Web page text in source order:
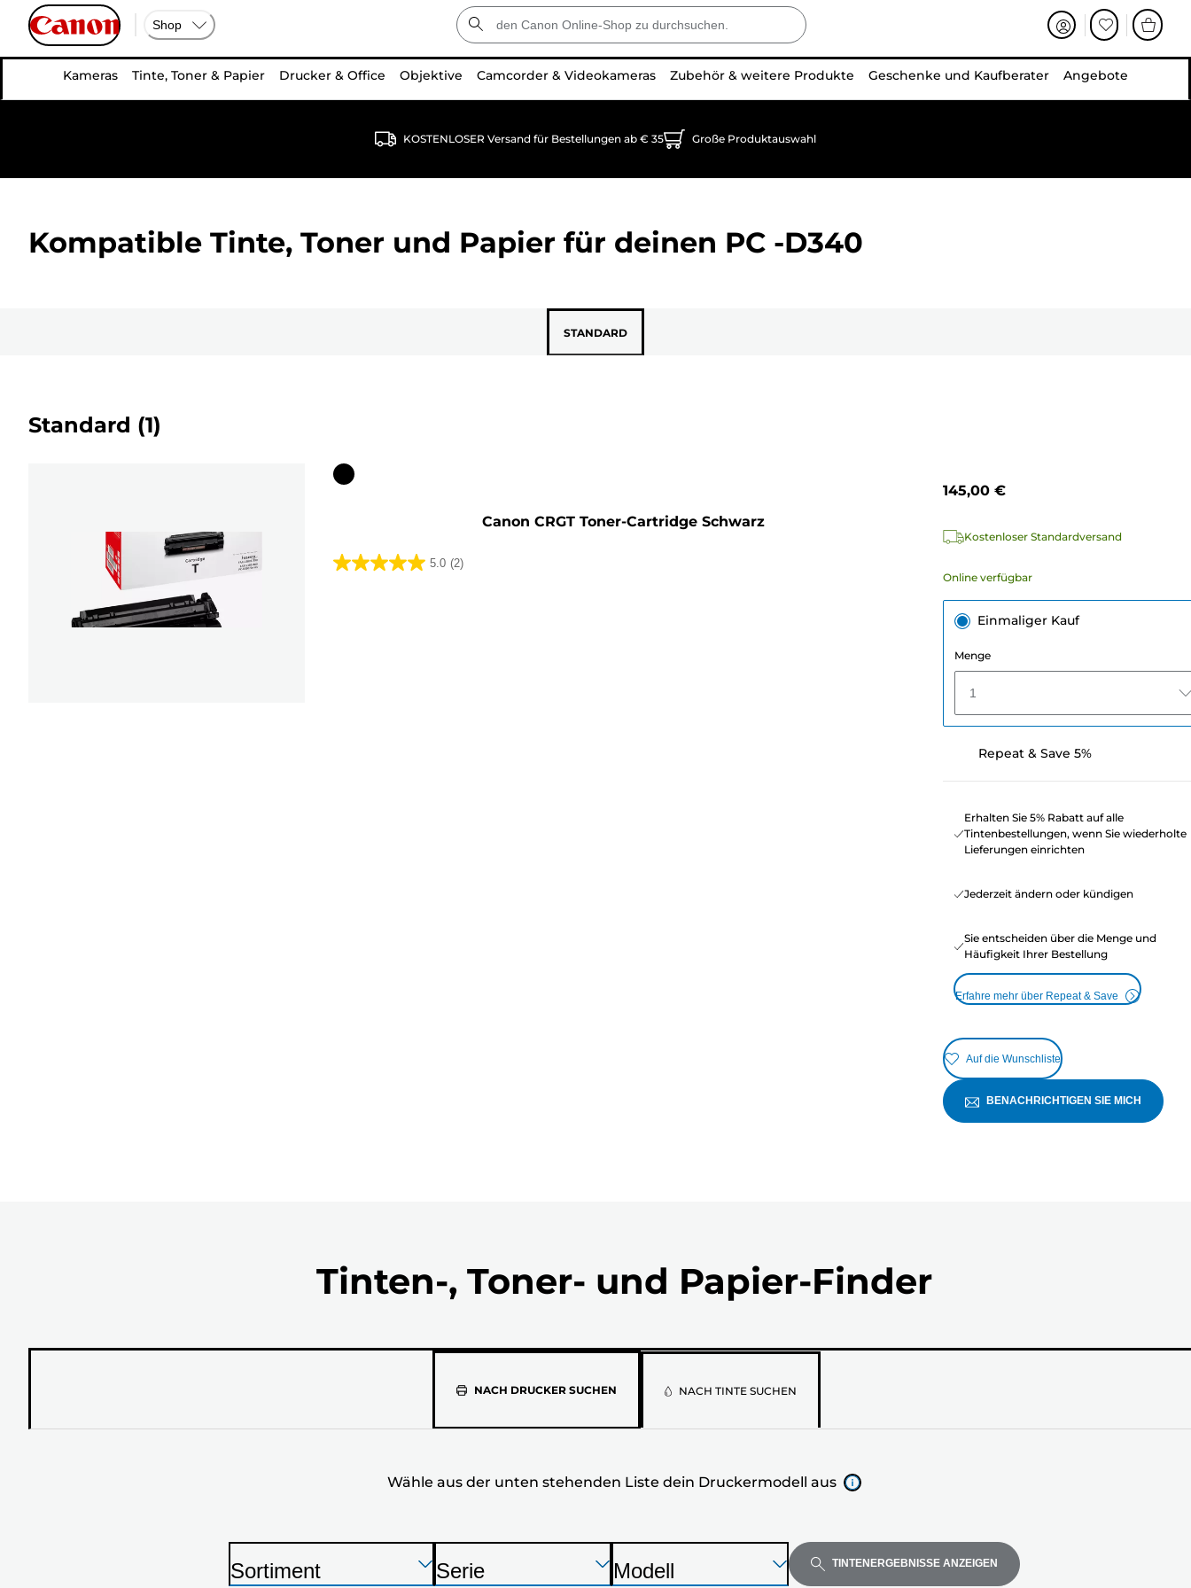
Shop
Kameras Tinte, Toner & Papier Drucker & Office Objektive Camcorder & Videokameras Zubehör & weitere Produkte Geschenke und Kaufberater Angebote
KOSTENLOSER Versand für Bestellungen ab € 35 Große Produktauswahl
Kompatible Tinte, Toner und Papier für deinen PC -D340
STANDARD
Standard (1)
Farbpatrone
Canon CRGT Toner-Cartridge Schwarz
5.0 (2)
5.0
145,00 €
Kostenloser Standardversand
Online verfügbar
Einmaliger Kauf
Menge
1
Repeat & Save 5%
Erhalten Sie 5% Rabatt auf alle
Tintenbestellungen, wenn Sie wiederholte
Lieferungen einrichten
Jederzeit ändern oder kündigen
Sie entscheiden über die Menge und
Häufigkeit Ihrer Bestellung
Erfahre mehr über Repeat & Save
Auf die Wunschliste
BENACHRICHTIGEN SIE MICH
Tinten-, Toner- und Papier-Finder
NACH DRUCKER SUCHEN
Wähle
aus
stehenden
Liste
NACH TINTE SUCHEN
Wähle aus der unten stehenden Liste dein Druckermodell aus
Drücken
Sortiment
Drücken
Serie
Drücken
Modell TINTENERGEBNISSE ANZEIGEN